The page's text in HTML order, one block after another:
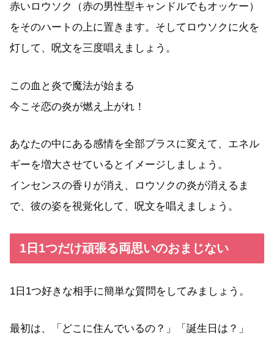
赤いロウソク（赤の男性型キャンドルでもオッケー）
をそのハートの上に置きます。そしてロウソクに火を
灯して、呪文を三度唱えましょう。
この血と炎で魔法が始まる
今こそ恋の炎が燃え上がれ！
あなたの中にある感情を全部プラスに変えて、エネル
ギーを増大させているとイメージしましょう。
インセンスの香りが消え、ロウソクの炎が消えるま
で、彼の姿を視覚化して、呪文を唱えましょう。
1日1つだけ頑張る両思いのおまじない
1日1つ好きな相手に簡単な質問をしてみましょう。
最初は、「どこに住んでいるの？」「誕生日は？」